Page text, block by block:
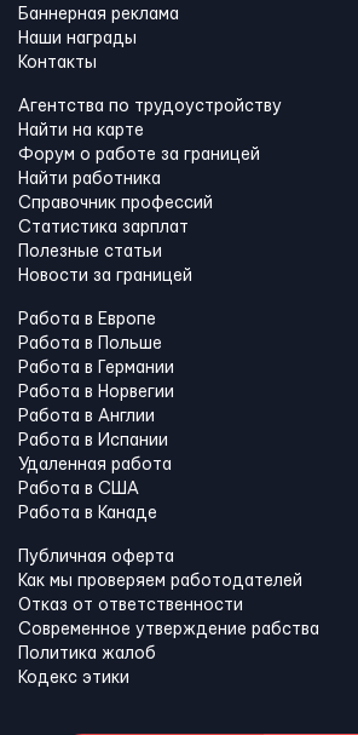
Баннерная реклама
Наши награды
Контакты
Агентства по трудоустройству
Найти на карте
Форум о работе за границей
Найти работника
Справочник профессий
Статистика зарплат
Полезные статьи
Новости за границей
Работа в Европе
Работа в Польше
Работа в Германии
Работа в Норвегии
Работа в Англии
Работа в Испании
Удаленная работа
Работа в США
Работа в Канадe
Публичная оферта
Как мы проверяем работодателей
Отказ от ответственности
Современное утверждение рабства
Политика жалоб
Кодекс этики